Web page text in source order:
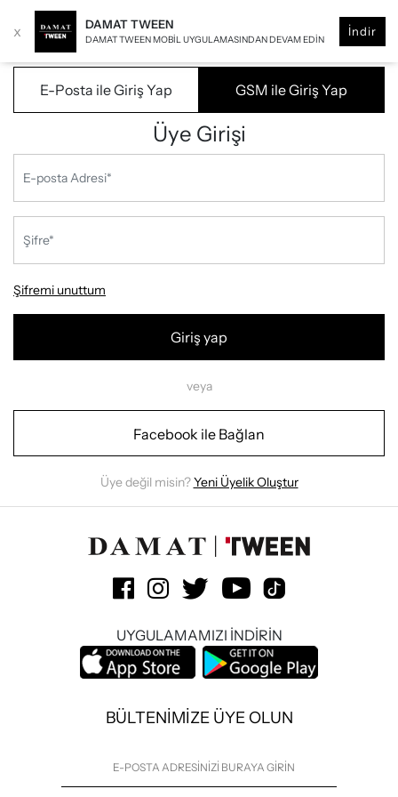
x DAMAT TWEEN
DAMAT TWEEN MOBIL UYGULAMASINDAN DEVAM EDIN
İndir
E-Posta ile Giriş Yap GSM ile Giriş Yap
Üye Girişi
Şifremi unuttum
Giriş yap
veya
Facebook ile Bağlan
Üye değil misin?Yeni Üyelik Oluştur
UYGULAMAMIZI İNDİRİN
BÜLTENİMİZE ÜYE OLUN